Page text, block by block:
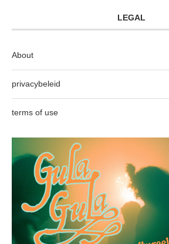
LEGAL
About
privacybeleid
terms of use